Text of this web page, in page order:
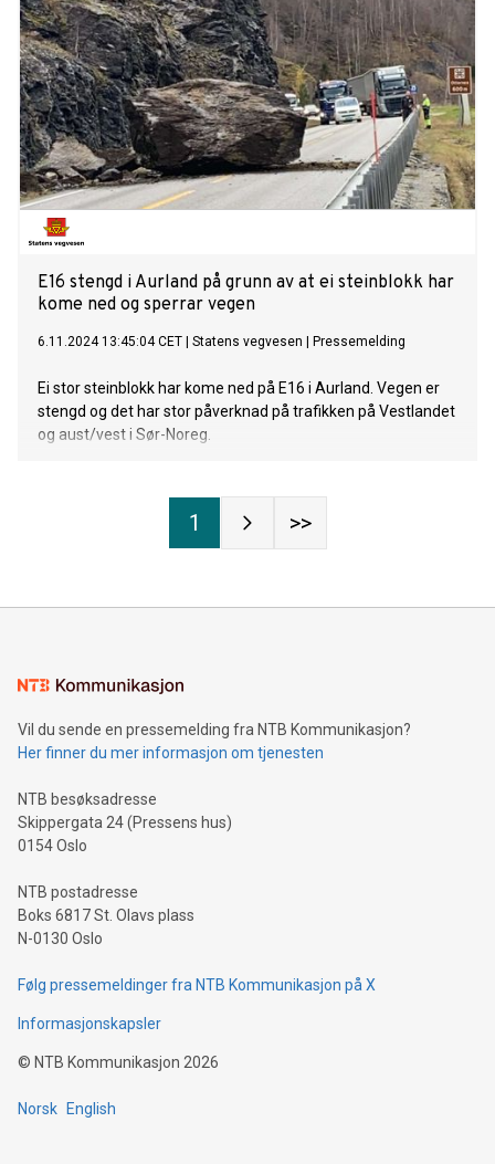
E16 stengd i Aurland på grunn av at ei steinblokk har
kome ned og sperrar vegen
6.11.2024 13:45:04 CET Statens vegvesen Pressemelding
Ei stor steinblokk har kome ned på E16 i Aurland. Vegen er
stengd og det har stor påverknad på trafikken på Vestlandet
og aust/vest i Sør-Noreg.
1 >>
Vil du sende en pressemelding fra NTB Kommunikasjon?
Her finner du mer informasjon om tjenesten
NTB besøksadresse
Skippergata 24 (Pressens hus)
0154 Oslo
NTB postadresse
Boks 6817 St. Olavs plass
N-0130 Oslo
Følg pressemeldinger fra NTB Kommunikasjon på X
Informasjonskapsler
© NTB Kommunikasjon 2026
Norsk English